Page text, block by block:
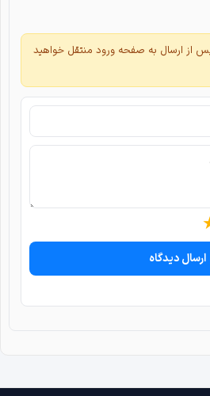
پس از ارسال به صفحه ورود منتقل خواهید
ارسال دیدگاه